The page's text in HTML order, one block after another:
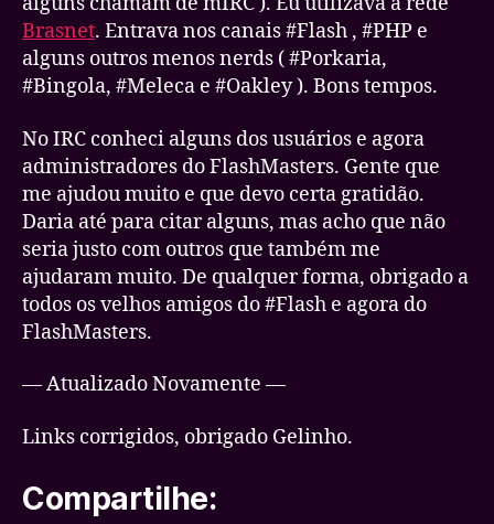
Brasnet. Entrava nos canais #Flash , #PHP e
alguns outros menos nerds ( #Porkaria,
#Bingola, #Meleca e #Oakley ). Bons tempos.
No IRC conheci alguns dos usuários e agora
administradores do FlashMasters. Gente que
me ajudou muito e que devo certa gratidão.
Daria até para citar alguns, mas acho que não
seria justo com outros que também me
ajudaram muito. De qualquer forma, obrigado a
todos os velhos amigos do #Flash e agora do
FlashMasters.
— Atualizado Novamente —
Links corrigidos, obrigado Gelinho.
Compartilhe: